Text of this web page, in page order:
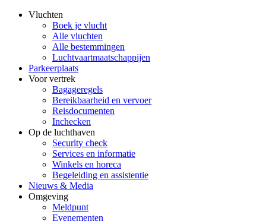
Vluchten
Boek je vlucht
Alle vluchten
Alle bestemmingen
Luchtvaartmaatschappijen
Parkeerplaats
Voor vertrek
Bagageregels
Bereikbaarheid en vervoer
Reisdocumenten
Inchecken
Op de luchthaven
Security check
Services en informatie
Winkels en horeca
Begeleiding en assistentie
Nieuws & Media
Omgeving
Meldpunt
Evenementen